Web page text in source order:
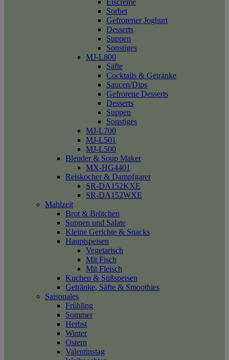
Eiscreme
Sorbet
Gefrorener Joghurt
Desserts
Suppen
Sonstiges
MJ-L800
Säfte
Cocktails & Getränke
Saucen/Dips
Gefrorene Desserts
Desserts
Suppen
Sonstiges
MJ-L700
MJ-L501
MJ-L500
Blender & Soup Maker
MX-HG4401
Reiskocher & Dampfgarer
SR-DA152KXE
SR-DA152WXE
Mahlzeit
Brot & Brötchen
Suppen und Salate
Kleine Gerichte & Snacks
Hauptspeisen
Vegetarisch
Mit Fisch
Mit Fleisch
Kuchen & Süßspeisen
Getränke, Säfte & Smoothies
Saisonales
Frühling
Sommer
Herbst
Winter
Ostern
Valentinstag